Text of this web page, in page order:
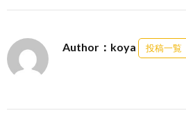
Author：koya 投稿一覧